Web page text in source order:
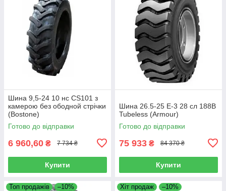
Шина 9,5-24 10 нс CS101 з
камерою без ободной стрічки
(Bostone)
Готово до відправки
6 960,60 ₴ 7 734 ₴
Купити
Шина 26.5-25 E-3 28 сл 188B
Tubeless (Armour)
Готово до відправки
75 933 ₴ 84 370 ₴
Купити
Топ продажів –10% Хіт продаж –10%